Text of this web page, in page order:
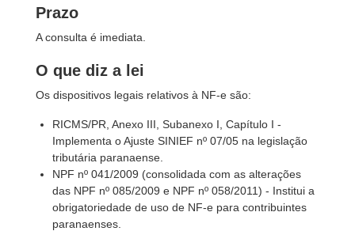
Prazo
A consulta é imediata.
O que diz a lei
Os dispositivos legais relativos à NF-e são:
RICMS/PR, Anexo III, Subanexo I, Capítulo I -
Implementa o Ajuste SINIEF nº 07/05 na legislação
tributária paranaense.
NPF nº 041/2009 (consolidada com as alterações
das NPF nº 085/2009 e NPF nº 058/2011) - Institui a
obrigatoriedade de uso de NF-e para contribuintes
paranaenses.